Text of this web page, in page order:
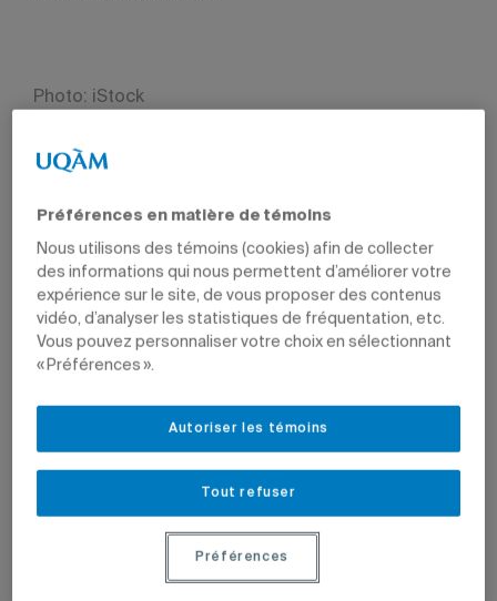
Photo: iStock
De nombreux Québécois ont effectué des achats de
Noël en ligne, transigeant parfois avec des entreprises
déroulent sans anicroche, mais qu’arrive-t-il en cas de
litige? «Il n’existe pas de droit international de la
protection du consommateur», révèle Thierry
Bourgoignie, professeur au Département des sciences
juridiques et expert en droit de la consommation.
En 1985, l’assemblée générale de l’ONU avait adopté une
résolution sur les principes directeurs pour la protection
vingtaine de pages qui établissait un inventaire des
protection des consommateurs. Ce texte, qui n’avait
plusieurs gouvernements», rapporte Thierry Bourgoignie.
Préférences en matière de témoins
Nous utilisons des témoins (cookies) afin de collecter
des informations qui nous permettent d’améliorer votre
expérience sur le site, de vous proposer des contenus
vidéo, d’analyser les statistiques de fréquentation, etc.
Vous pouvez personnaliser votre choix en sélectionnant
« Préférences ».
Tout refuser
Autoriser les témoins
Préférences